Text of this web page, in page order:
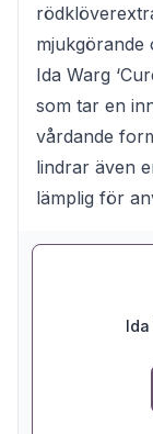
mjukgörande
Ida Warg
som tar en
vårdande
lindrar även
lämplig för
Ida